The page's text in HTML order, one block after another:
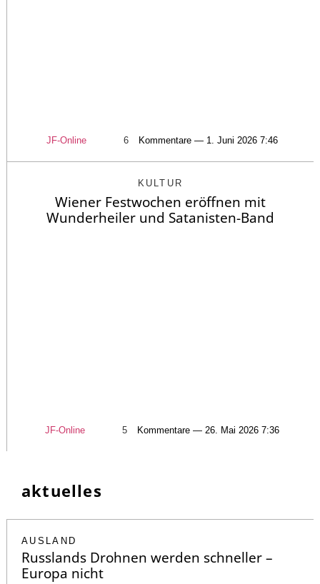
JF-Online 6 Kommentare — 1. Juni 2026 7:46
KULTUR
Wiener Festwochen eröffnen mit
Wunderheiler und Satanisten-Band
JF-Online 5 Kommentare — 26. Mai 2026 7:36
aktuelles
AUSLAND
Russlands Drohnen werden schneller –
Europa nicht